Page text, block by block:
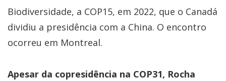
Biodiversidade, a COP15, em 2022, que o Canadá
dividiu a presidência com a China. O encontro
ocorreu em Montreal.
Apesar da copresidência na COP31, Rocha